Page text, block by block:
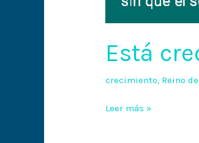
Está
crecimiento, Reino
Leer más »